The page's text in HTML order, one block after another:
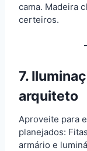
cama. Madeira
certeiros.
7.
arquiteto
Aproveite para
planejados:
armário e